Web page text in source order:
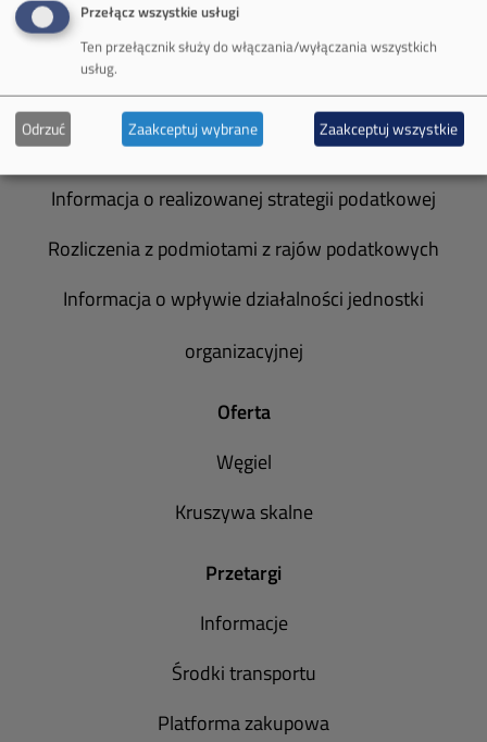
Zakład Górniczy Janina
Zakład Górniczy Sobieski
Galeria zdjęć
Informacja o realizowanej strategii podatkowej
Rozliczenia z podmiotami z rajów podatkowych
Informacja o wpływie działalności jednostki
organizacyjnej
Oferta
Węgiel
Kruszywa skalne
Przetargi
Informacje
Środki transportu
Platforma zakupowa
Przełącz wszystkie usługi
Ten przełącznik służy do włączania/wyłączania wszystkich
usług.
Odrzuć Zaakceptuj wybrane Zaakceptuj wszystkie